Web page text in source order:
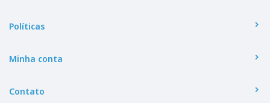
Políticas
Minha conta
Contato